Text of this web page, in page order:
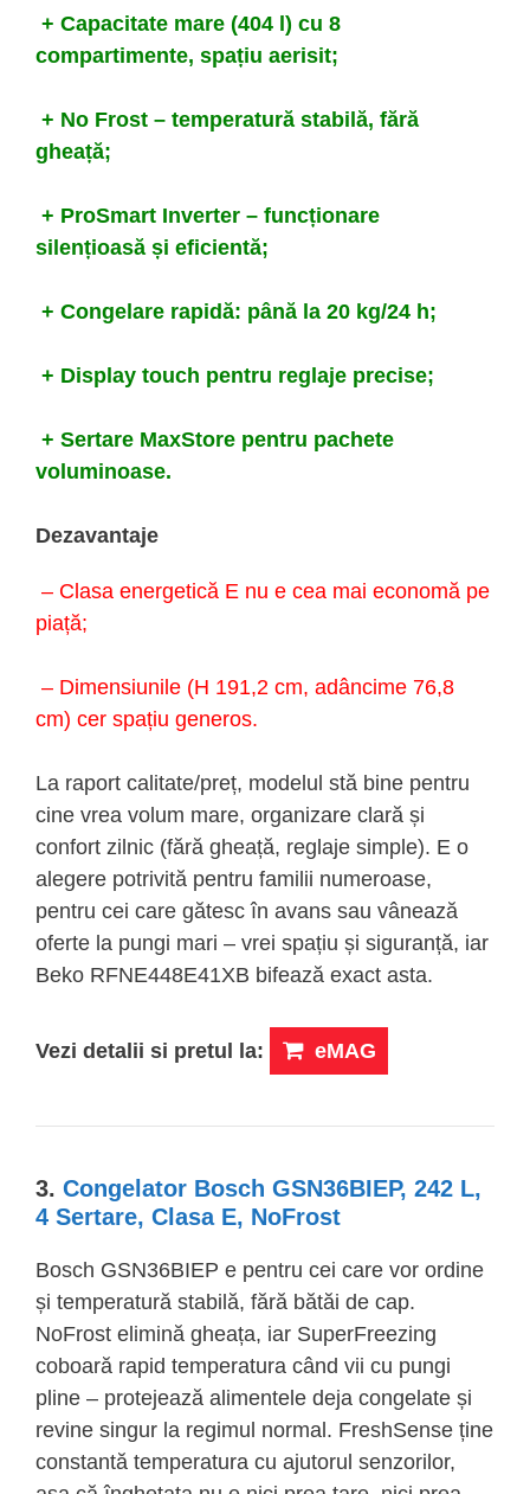
+ Capacitate mare (404 l) cu 8
compartimente, spațiu aerisit;
+ No Frost – temperatură stabilă, fără
gheață;
+ ProSmart Inverter – funcționare
silențioasă și eficientă;
+ Congelare rapidă: până la 20 kg/24 h;
+ Display touch pentru reglaje precise;
+ Sertare MaxStore pentru pachete
voluminoase.
Dezavantaje
– Clasa energetică E nu e cea mai economă pe
piață;
– Dimensiunile (H 191,2 cm, adâncime 76,8
cm) cer spațiu generos.
La raport calitate/preț, modelul stă bine pentru
cine vrea volum mare, organizare clară și
confort zilnic (fără gheață, reglaje simple). E o
alegere potrivită pentru familii numeroase,
pentru cei care gătesc în avans sau vânează
oferte la pungi mari – vrei spațiu și siguranță, iar
Beko RFNE448E41XB bifează exact asta.
Vezi detalii si pretul la: eMAG
3. Congelator Bosch GSN36BIEP, 242 L,
4 Sertare, Clasa E, NoFrost
Bosch GSN36BIEP e pentru cei care vor ordine
și temperatură stabilă, fără bătăi de cap.
NoFrost elimină gheața, iar SuperFreezing
coboară rapid temperatura când vii cu pungi
pline – protejează alimentele deja congelate și
revine singur la regimul normal. FreshSense ține
constantă temperatura cu ajutorul senzorilor,